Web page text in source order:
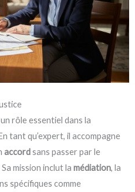
rôle essentiel dans la
tant qu’expert, il accompagne
accordsans passer par le
mission inclut lamédiation, la
spécifiques comme